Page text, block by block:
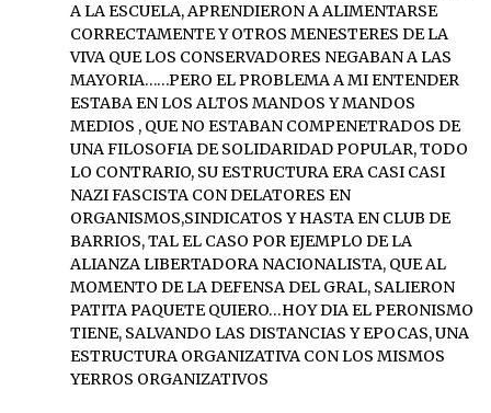
A LA ESCUELA, APRENDIERON A ALIMENTARSE
CORRECTAMENTE Y OTROS MENESTERES DE LA
VIVA QUE LOS CONSERVADORES NEGABAN A LAS
MAYORIA……PERO EL PROBLEMA A MI ENTENDER
ESTABA EN LOS ALTOS MANDOS Y MANDOS
MEDIOS , QUE NO ESTABAN COMPENETRADOS DE
UNA FILOSOFIA DE SOLIDARIDAD POPULAR, TODO
LO CONTRARIO, SU ESTRUCTURA ERA CASI CASI
NAZI FASCISTA CON DELATORES EN
ORGANISMOS,SINDICATOS Y HASTA EN CLUB DE
BARRIOS, TAL EL CASO POR EJEMPLO DE LA
ALIANZA LIBERTADORA NACIONALISTA, QUE AL
MOMENTO DE LA DEFENSA DEL GRAL, SALIERON
PATITA PAQUETE QUIERO…HOY DIA EL PERONISMO
TIENE, SALVANDO LAS DISTANCIAS Y EPOCAS, UNA
ESTRUCTURA ORGANIZATIVA CON LOS MISMOS
YERROS ORGANIZATIVOS